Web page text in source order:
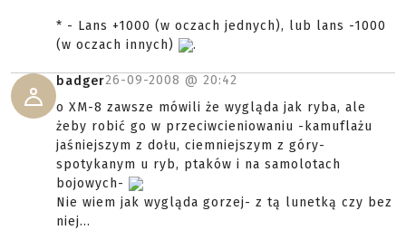
* - Lans +1000 (w oczach jednych), lub lans -1000
(w oczach innych)
.
badger26-09-2008 @ 20:42
o XM-8 zawsze mówili że wygląda jak ryba, ale
żeby robić go w przeciwcieniowaniu -kamuflażu
jaśniejszym z dołu, ciemniejszym z góry-
spotykanym u ryb, ptaków i na samolotach
bojowych-
Nie wiem jak wygląda gorzej- z tą lunetką czy bez
niej...